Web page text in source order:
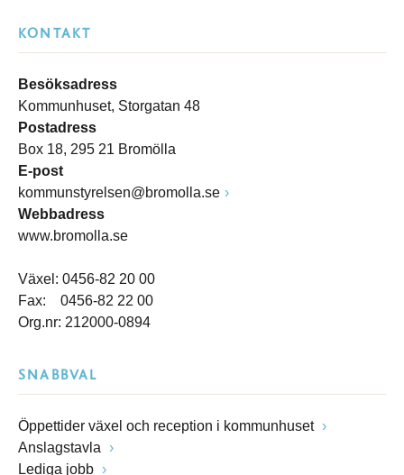
KONTAKT
Besöksadress
Kommunhuset, Storgatan 48
Postadress
Box 18, 295 21 Bromölla
E-post
kommunstyrelsen@bromolla.se
Webbadress
www.bromolla.se
Växel: 0456-82 20 00
Fax: 0456-82 22 00
Org.nr: 212000-0894
SNABBVAL
Öppettider växel och reception i kommunhuset
Anslagstavla
Lediga jobb